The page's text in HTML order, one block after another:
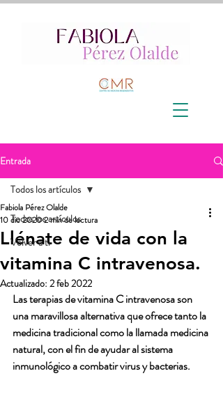
Entrada
Todos los artículos
Volver a ti
Todos los artículos
Llénate de vida con la
vitamina C intravenosa.
Fabiola Pérez Olalde
10 dic 20202 min de lectura
Actualizado: 2 feb 2022
Las terapias de vitamina C intravenosa son
una maravillosa alternativa que ofrece tanto la
medicina tradicional como la llamada medicina
natural, con el fin de ayudar al sistema
inmunológico a combatir virus y bacterias.